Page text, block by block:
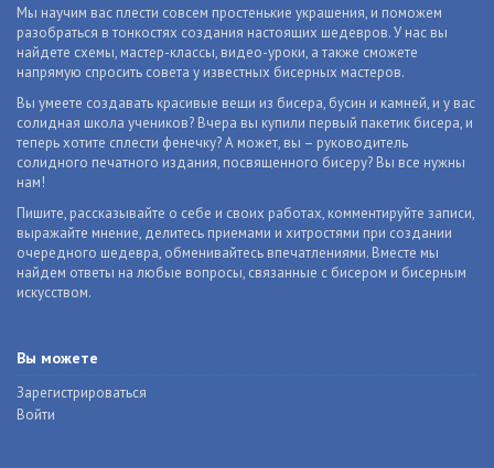
Мы научим вас плести совсем простенькие украшения, и поможем
разобраться в тонкостях создания настоящих шедевров. У нас вы
найдете схемы, мастер-классы, видео-уроки, а также сможете
напрямую спросить совета у известных бисерных мастеров.
Вы умеете создавать красивые вещи из бисера, бусин и камней, и у вас
солидная школа учеников? Вчера вы купили первый пакетик бисера, и
теперь хотите сплести фенечку? А может, вы – руководитель
солидного печатного издания, посвященного бисеру? Вы все нужны
нам!
Пишите, рассказывайте о себе и своих работах, комментируйте записи,
выражайте мнение, делитесь приемами и хитростями при создании
очередного шедевра, обменивайтесь впечатлениями. Вместе мы
найдем ответы на любые вопросы, связанные с бисером и бисерным
искусством.
Вы можете
Зарегистрироваться
Войти